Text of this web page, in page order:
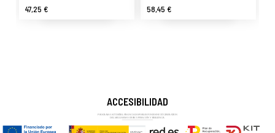
47,25 € 58,45 €
ACCESIBILIDAD